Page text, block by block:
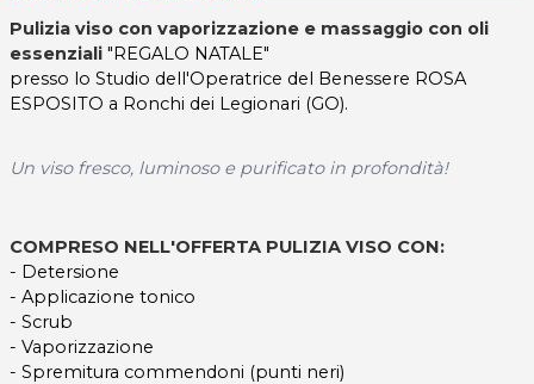
Pulizia viso con vaporizzazione e massaggio con oli
essenziali "REGALO NATALE"
presso lo Studio dell'Operatrice del Benessere ROSA
ESPOSITO a Ronchi dei Legionari (GO).
Un viso fresco, luminoso e purificato in profondità!
COMPRESO NELL'OFFERTA PULIZIA VISO CON:
- Detersione
- Applicazione tonico
- Scrub
- Vaporizzazione
- Spremitura commendoni (punti neri)